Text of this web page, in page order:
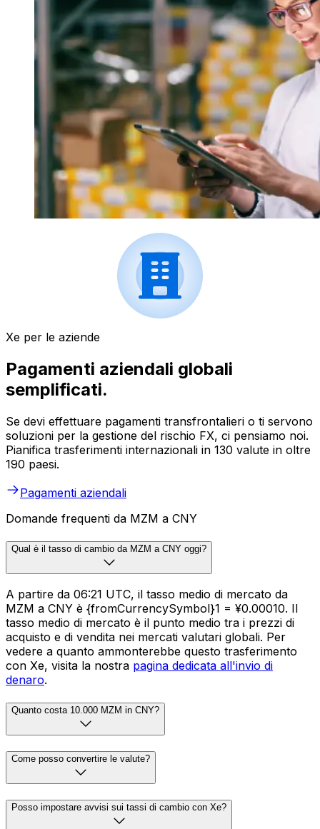
Xe per le aziende
Pagamenti aziendali globali
semplificati.
Se devi effettuare pagamenti transfrontalieri o ti servono
soluzioni per la gestione del rischio FX, ci pensiamo noi.
Pianifica trasferimenti internazionali in 130 valute in oltre
190 paesi.
Pagamenti aziendali
Domande frequenti da MZM a CNY
Qual è il tasso di cambio da MZM a CNY oggi?
A partire da 06:21 UTC, il tasso medio di mercato da
MZM a CNY è {fromCurrencySymbol}1 = ¥0.00010. Il
tasso medio di mercato è il punto medio tra i prezzi di
acquisto e di vendita nei mercati valutari globali. Per
vedere a quanto ammonterebbe questo trasferimento
con Xe, visita la nostra pagina dedicata all'invio di
denaro.
Quanto costa 10.000 MZM in CNY?
Come posso convertire le valute?
Posso impostare avvisi sui tassi di cambio con Xe?